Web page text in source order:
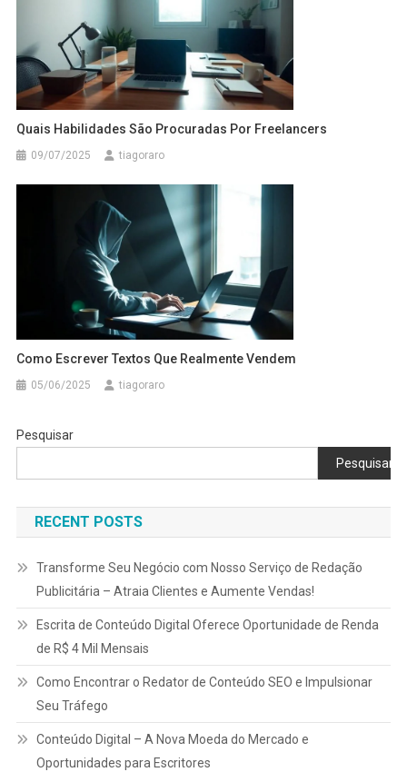
Quais Habilidades São Procuradas Por Freelancers
09/07/2025 tiagoraro
Como Escrever Textos Que Realmente Vendem
05/06/2025 tiagoraro
Pesquisar
Pesquisar
RECENT POSTS
Transforme Seu Negócio com Nosso Serviço de Redação
Publicitária – Atraia Clientes e Aumente Vendas!
Escrita de Conteúdo Digital Oferece Oportunidade de Renda
de R$ 4 Mil Mensais
Como Encontrar o Redator de Conteúdo SEO e Impulsionar
Seu Tráfego
Conteúdo Digital – A Nova Moeda do Mercado e
Oportunidades para Escritores